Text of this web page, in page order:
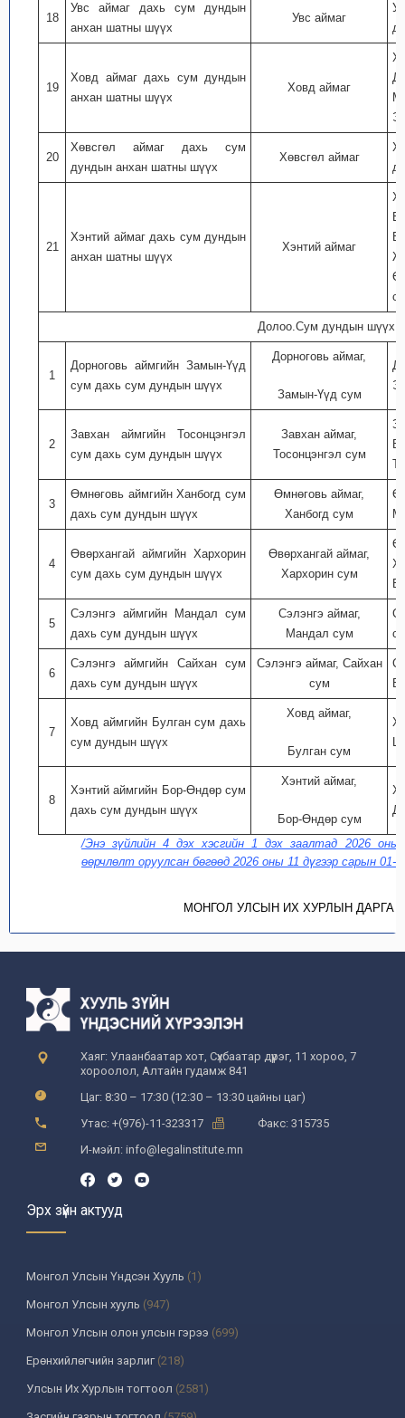
18
Увс аймаг дахь сум дундын
анхан шатны шүүх
Увс аймаг
19
Ховд аймаг дахь сум дундын
анхан шатны шүүх
Ховд аймаг
20
Хөвсгөл аймаг дахь сум
дундын анхан шатны шүүх
Хөвсгөл аймаг
21
Хэнтий аймаг дахь сум дундын
анхан шатны шүүх
Хэнтий аймаг
Долоо.Сум дундын шүүх
1
Дорноговь аймгийн Замын-Үүд
сум дахь сум дундын шүүх
Дорноговь аймаг,
Замын-Үүд сум
2
Завхан аймгийн Тосонцэнгэл
сум дахь сум дундын шүүх
Завхан аймаг,
Тосонцэнгэл сум
3
Өмнөговь аймгийн Ханбогд сум
дахь сум дундын шүүх
Өмнөговь аймаг,
Ханбогд сум
4
Өвөрхангай аймгийн Хархорин
сум дахь сум дундын шүүх
Өвөрхангай аймаг,
Хархорин сум
5
Сэлэнгэ аймгийн Мандал сум
дахь сум дундын шүүх
Сэлэнгэ аймаг,
Мандал сум
6
Сэлэнгэ аймгийн Сайхан сум
дахь сум дундын шүүх
Сэлэнгэ аймаг, Сайхан
сум
7
Ховд аймгийн Булган сум дахь
сум дундын шүүх
Ховд аймаг,
Булган сум
8
Хэнтий аймгийн Бор-Өндөр сум
дахь сум дундын шүүх
Хэнтий аймаг,
Бор-Өндөр сум
/Энэ зүйлийн 4 дэх хэсгийн 1 дэх заалтад 2026
өөрчлөлт оруулсан бөгөөд 2026 оны 11 дүгээр сарын 01-
МОНГОЛ УЛСЫН ИХ ХУРЛЫН ДАРГА
Хаяг: Улаанбаатар хот, Сүхбаатар дүүрэг, 11 хороо, 7
хороолол, Алтайн гудамж 841
Цаг: 8:30 – 17:30 (12:30 – 13:30 цайны цаг)
Утас: +(976)-11-323317
Факс: 315735
И-мэйл: info@legalinstitute.mn
Эрх зүйн актууд
Монгол Улсын Үндсэн Хууль (1)
Монгол Улсын хууль (947)
Монгол Улсын олон улсын гэрээ (699)
Ерөнхийлөгчийн зарлиг(218)
Улсын Их Хурлын тогтоол (2581)